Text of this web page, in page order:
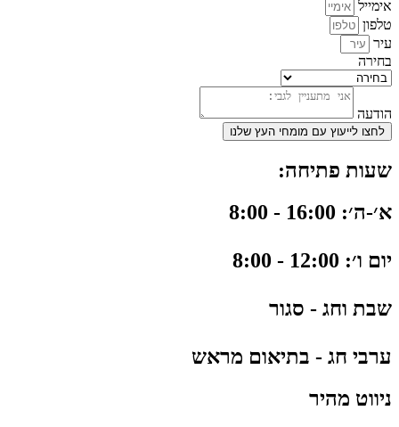
אימייל
טלפון
עיר
בחירה
הודעה
לחצו לייעוץ עם מומחי העץ שלנו
שעות פתיחה:
א׳-ה׳: 16:00 - 8:00
יום ו׳: 12:00 - 8:00
שבת וחג - סגור
ערבי חג - בתיאום מראש
ניווט מהיר